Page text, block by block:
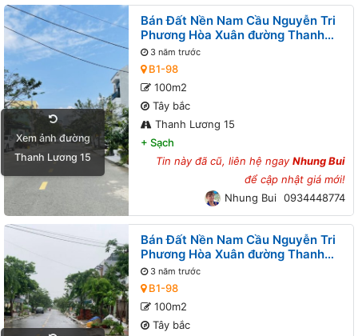
Xem ảnh đường
Thanh Lương 15
Bán Đất Nền Nam Cầu Nguyễn Tri
Phương Hòa Xuân đường Thanh
Lương 15 B1-98 lô 6x
3 năm trước
B1-98
100m2
Tây bắc
Thanh Lương 15
+ Sạch
Tin này đã cũ, liên hệ ngayNhung Bui
để cập nhật giá mới!
Nhung Bui 0934448774
Bán Đất Nền Nam Cầu Nguyễn Tri
Phương Hòa Xuân đường Thanh
Lương 15 B1-98 lô 6x
3 năm trước
B1-98
100m2
Tây bắc